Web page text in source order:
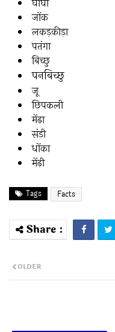
घोंघा
जोंक
लकड़कीड़ा
पतंगा
बिच्छु
पनबिच्छु
जू
छिपकली
मेंढ़ा
संडी
धोंका
मेंढ़ी
Tags Facts
OLDER